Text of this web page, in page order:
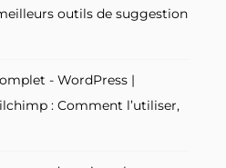
outils de suggestion
- WordPress |
: Comment l’utiliser,